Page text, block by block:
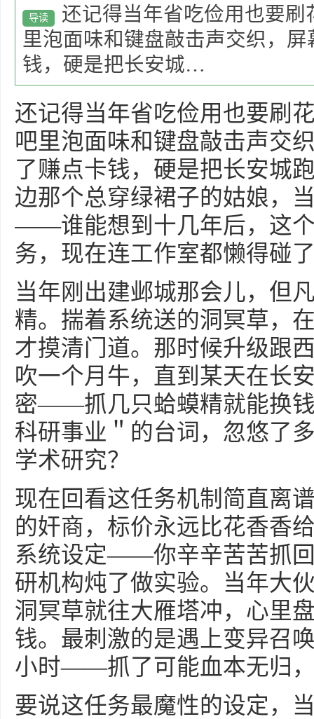
导读
还记得当年省吃俭用也要
里泡面味和键盘敲击声交织，
钱，硬是把长安城…
还记得当年省吃俭用也要刷
吧里泡面味和键盘敲击声交
了赚点卡钱，硬是把长安城
边那个总穿绿裙子的姑娘，
——谁能想到十几年后，这
务，现在连工作室都懒得碰
当年刚出建邺城那会儿，但
精。揣着系统送的洞冥草，
才摸清门道。那时候升级跟
吹一个月牛，直到某天在长
密——抓几只蛤蟆精就能换
科研事业＂的台词，忽悠了
学术研究？
现在回看这任务机制简直离
的奸商，标价永远比花香香
系统设定——你辛辛苦苦抓
研机构炖了做实验。当年大
洞冥草就往大雁塔冲，心里
钱。最刺激的是遇上变异召
小时——抓了可能血本无归
要说这任务最魔性的设定，